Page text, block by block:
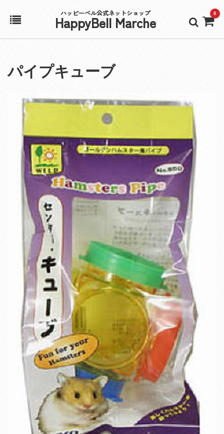
ハッピーベル公式ネットショップ
HappyBell Marche 0
アカウント
カート
パイプキューブ